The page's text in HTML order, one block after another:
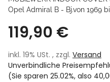
Opel Admiral B - Bj.von 1969
119,90 €
inkl. 19% USt. , zzgl. Versand
Unverbindliche
(Sie sparen 25.02%, also